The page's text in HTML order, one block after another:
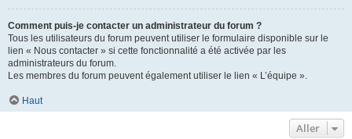
Comment puis-je contacter un administrateur du forum ?
Tous les utilisateurs du forum peuvent utiliser le formulaire disponible sur le
lien « Nous contacter » si cette fonctionnalité a été activée par les
administrateurs du forum.
Les membres du forum peuvent également utiliser le lien « L’équipe ».
Haut
Aller